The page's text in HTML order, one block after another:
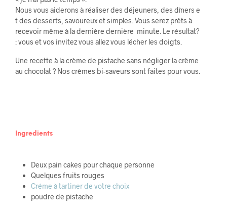
Nous vous aiderons à réaliser des déjeuners, des dîners e
t des desserts, savoureux et simples. Vous serez prêts à
recevoir même à la dernière dernière minute. Le résultat?
: vous et vos invitez vous allez vous lécher les doigts.
Une recette à la crème de pistache sans négliger la crème
au chocolat ? Nos crèmes bi-saveurs sont faites pour vous.
Ingredients
Deux pain cakes pour chaque personne
Quelques fruits rouges
Créme à tartiner de votre choix
poudre de pistache